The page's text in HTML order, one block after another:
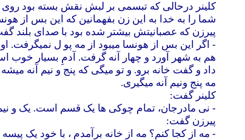
کلینر درحالی که تبسمی بر لبش نقش بسته بود
شما را به خدا به این زن بفهمانین که این بس از
پیرزن که عصبانیتش بیشتر شده بود با صدای بلند
- اگر این بس از هونسا میبود از مه پو ل نمیگرفت.
هم به شهر آورد و چهار آنه گرفت. آدمِ بسیار خوب
داد و گفت خانه برو. و تو میگی که پنج و نیم آنه
مه پنج ونیم آنه میگیری.
کلینر گفت:
- نی مادرجان، تمام چوکی ها یک قسم است. یک و نیم
پیرزن گفت:
- مه از کجا کنم؟ مه از خانه برآمدم ، با خود یک